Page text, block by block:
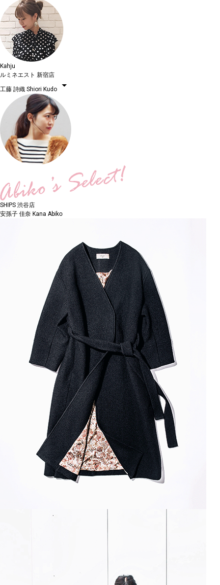
Kahju
ルミネエスト 新宿店
工藤 詩織 Shiori Kudo arrow_drop_down
SHIPS 渋谷店
安孫子 佳奈 Kana Abiko